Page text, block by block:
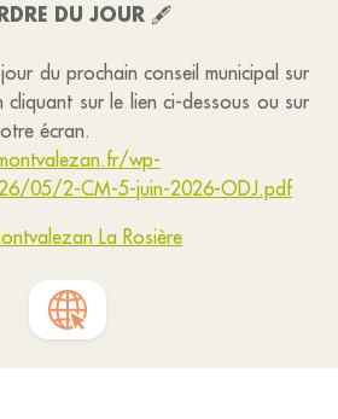
DU JOUR 🖋
du prochain conseil municipal sur
sur le lien ci-dessous ou sur
écran.
wp-
05/2-CM-5-juin-2026-ODJ.pdf
La Rosière